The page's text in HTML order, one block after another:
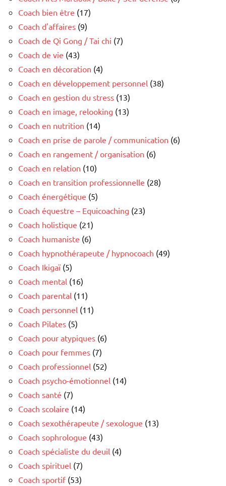
Coach bien être (17)
Coach d'affaires (9)
Coach de Qi Gong / Tai chi (7)
Coach de vie (43)
Coach en décoration (4)
Coach en développement personnel (38)
Coach en gestion du stress (13)
Coach en image, relooking (13)
Coach en nutrition (14)
Coach en prise de parole / communication (6)
Coach en rangement / organisation (6)
Coach en relation (10)
Coach en transition professionnelle (28)
Coach énergétique (5)
Coach équestre – Equicoaching (23)
Coach holistique (21)
Coach humaniste (6)
Coach hypnothérapeute / hypnocoach (49)
Coach Ikigaï(5)
Coach mental (16)
Coach parental (11)
Coach personnel (11)
Coach Pilates (5)
Coach pour atypiques (6)
Coach pour femmes (7)
Coach professionnel (52)
Coach psycho-émotionnel (14)
Coach santé (7)
Coach scolaire (14)
Coach sexothérapeute / sexologue (13)
Coach sophrologue (43)
Coach spécialiste du deuil (4)
Coach spirituel (7)
Coach sportif(53)